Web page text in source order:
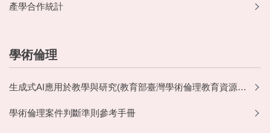
產學合作統計
學術倫理
生成式AI應用於教學與研究(教育部臺灣學術倫理教育資源中心)
學術倫理案件判斷準則參考手冊